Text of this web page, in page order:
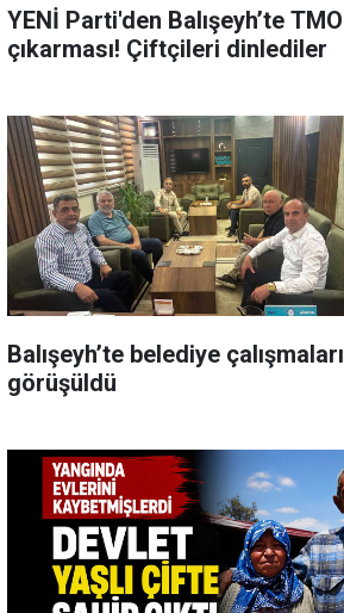
YENİ Parti'den Balışeyh’te TMO
çıkarması! Çiftçileri dinlediler
Balışeyh’te belediye çalışmaları
görüşüldü